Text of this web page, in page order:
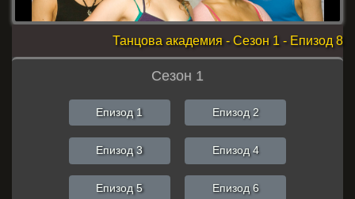
Танцова академия - Сезон 1 - Епизод 8
Сезон 1
Епизод 1 Епизод 2
Епизод 3 Епизод 4
Епизод 5 Епизод 6